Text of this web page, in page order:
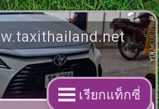
เรียกแท็กซี่